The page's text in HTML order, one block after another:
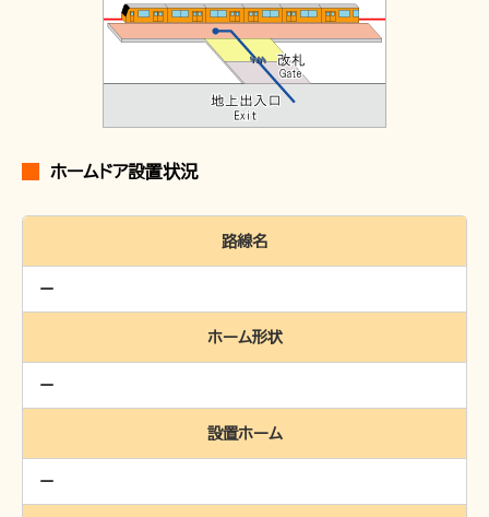
ホームドア設置状況
路線名
ホーム形状
設置ホーム